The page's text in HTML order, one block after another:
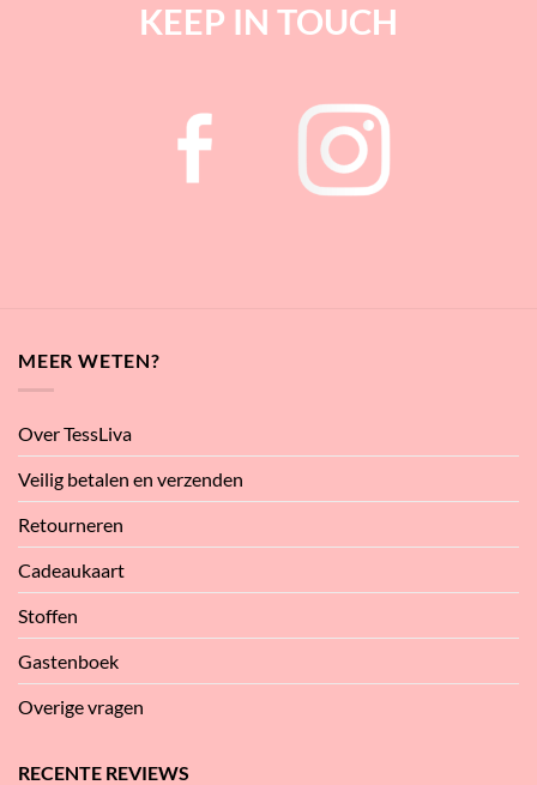
KEEP IN TOUCH
MEER WETEN?
Over TessLiva
Veilig betalen en verzenden
Retourneren
Cadeaukaart
Stoffen
Gastenboek
Overige vragen
RECENTE REVIEWS